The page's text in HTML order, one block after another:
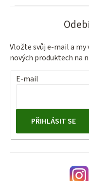
Vložte svůj e-mail a
nových produktech na
E-mail
PŘIHLÁSIT SE